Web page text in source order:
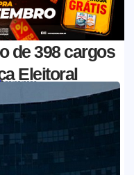
de 398 cargos
Eleitoral
20/02/2026